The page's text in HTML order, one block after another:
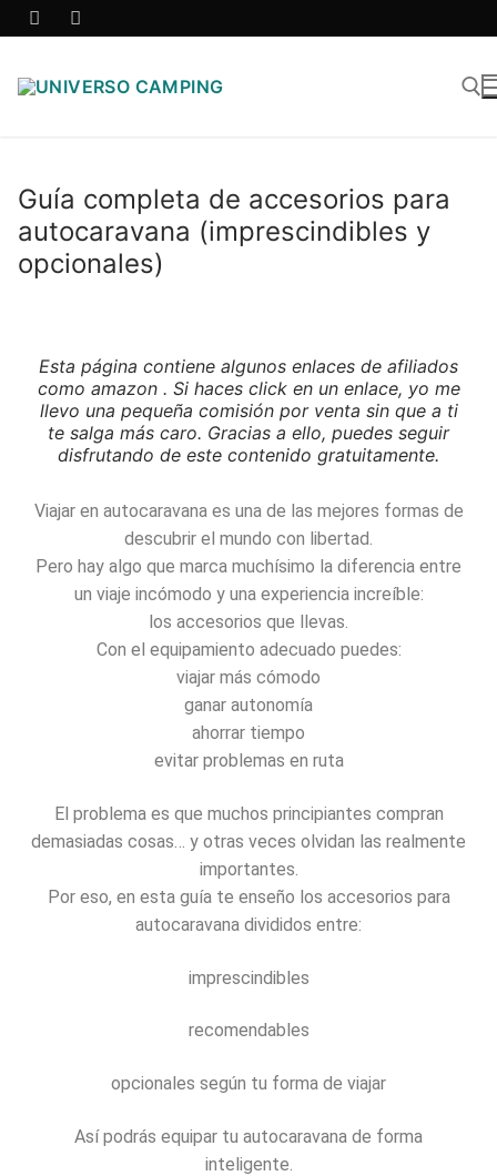
Guía completa de accesorios para
autocaravana (imprescindibles y
opcionales)
Esta página contiene algunos enlaces de afiliados
como amazon . Si haces click en un enlace, yo me
llevo una pequeña comisión por venta sin que a ti
te salga más caro. Gracias a ello, puedes seguir
disfrutando de este contenido gratuitamente.
Viajar en autocaravana es una de las mejores formas de
descubrir el mundo con libertad.
Pero hay algo que marca muchísimo la diferencia entre
un viaje incómodo y una experiencia increíble:
los accesorios que llevas.
Con el equipamiento adecuado puedes:
viajar más cómodo
ganar autonomía
ahorrar tiempo
evitar problemas en ruta
El problema es que muchos principiantes compran
demasiadas cosas… y otras veces olvidan las realmente
importantes.
Por eso, en esta guía te enseño los accesorios para
autocaravana divididos entre:
imprescindibles
recomendables
opcionales según tu forma de viajar
Así podrás equipar tu autocaravana de forma
inteligente.